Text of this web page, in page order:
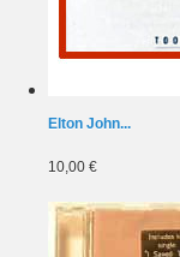
Elton John...
10,00 €